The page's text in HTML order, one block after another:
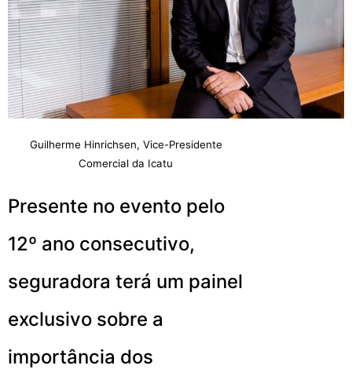
Guilherme Hinrichsen, Vice-Presidente
Comercial da Icatu
Presente no evento pelo
12º ano consecutivo,
seguradora terá um painel
exclusivo sobre a
importância dos